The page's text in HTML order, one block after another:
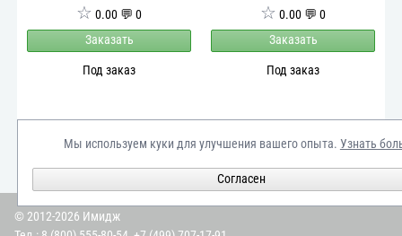
☆ 0.00 💬 0
Заказать
Под заказ
☆ 0.00 💬 0
Заказать
Под заказ
1 2
Мы используем куки для улучшения вашего опыта. Узнать
Согласен
© 2012-2026 Имидж